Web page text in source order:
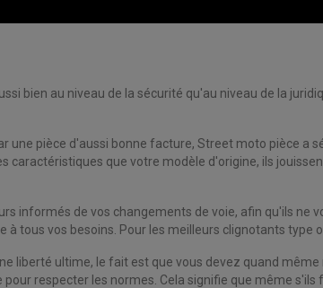
bien au niveau de la sécurité qu'au niveau de la
une pièce d'aussi bonne facture, Street moto pièce a
que votre modèle d'origine, ils
informés de vos changements de voie, afin qu'ils
tous vos besoins. Pour les meilleurs clignotants type
liberté ultime, le fait est que vous devez quand
respecter les normes. Cela signifie que même